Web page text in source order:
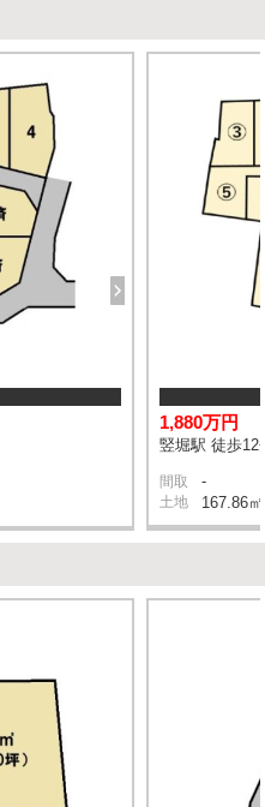
1,880万円
竪堀駅 徒歩12
間取 -
土地 167.86㎡